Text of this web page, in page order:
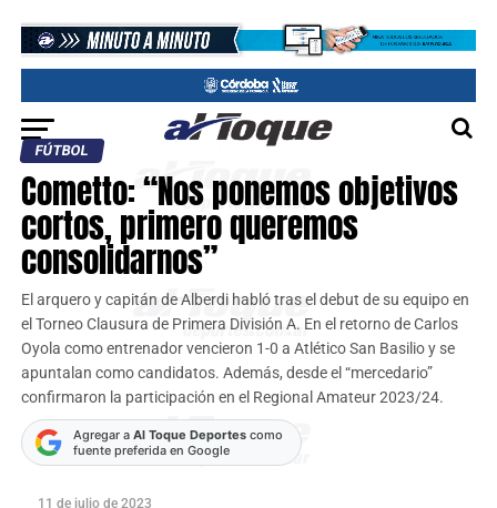
FÚTBOL
Cometto: “Nos ponemos objetivos
cortos, primero queremos
consolidarnos”
El arquero y capitán de Alberdi habló tras el debut de su equipo en
el Torneo Clausura de Primera División A. En el retorno de Carlos
Oyola como entrenador vencieron 1-0 a Atlético San Basilio y se
apuntalan como candidatos. Además, desde el “mercedario”
confirmaron la participación en el Regional Amateur 2023/24.
Agregar a Al Toque Deportescomo
fuente preferida en Google
11 de julio de 2023